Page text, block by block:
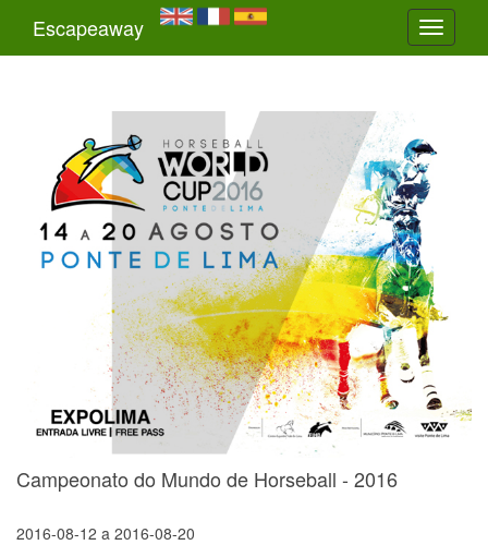
Toggle
Escapeaway
Campeonato do Mundo de Horseball - 2016
2016-08-12 a 2016-08-20